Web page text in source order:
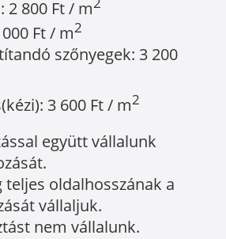
2 800 Ft / m
Ft / m2
szőnyegek: 3 200
3 600 Ft / m2
együtt vállalunk
teljes oldalhosszának a
vállaljuk.
nem vállalunk.